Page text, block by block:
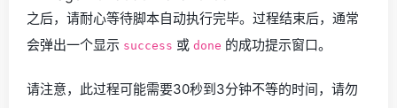
之后，请耐心等待脚本自动执行完毕。过程结束后，通常
会弹出一个显示 success 或 done 的成功提示窗口。
请注意，此过程可能需要30秒到3分钟不等的时间，请勿